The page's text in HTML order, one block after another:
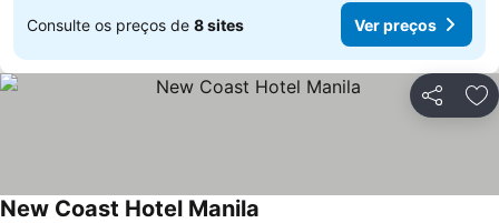
Consulte os preços de 8 sites Ver preços
Partilhar
New Coast Hotel Manila